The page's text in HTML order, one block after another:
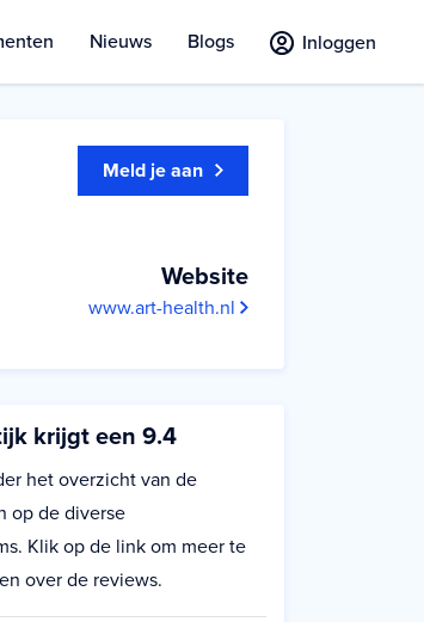
Nieuws Blogs Inloggen
Meld je aan
Website
www.art-health.nl
krijgt een 9.4
het overzicht van de
op de diverse
Klik op de link om meer te
over de reviews.